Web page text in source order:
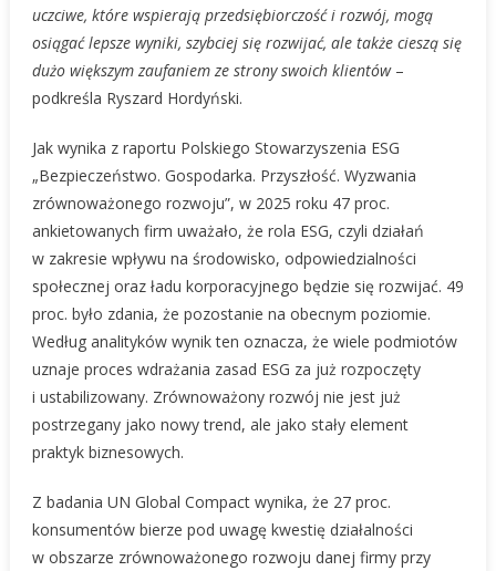
uczciwe, które wspierają przedsiębiorczość i rozwój, mogą
osiągać lepsze wyniki, szybciej się rozwijać, ale także cieszą się
dużo większym zaufaniem ze strony swoich klientów –
podkreśla Ryszard Hordyński.
Jak wynika z raportu Polskiego Stowarzyszenia ESG
„Bezpieczeństwo. Gospodarka. Przyszłość. Wyzwania
zrównoważonego rozwoju”, w 2025 roku 47 proc.
ankietowanych firm uważało, że rola ESG, czyli działań
w zakresie wpływu na środowisko, odpowiedzialności
społecznej oraz ładu korporacyjnego będzie się rozwijać. 49
proc. było zdania, że pozostanie na obecnym poziomie.
Według analityków wynik ten oznacza, że wiele podmiotów
uznaje proces wdrażania zasad ESG za już rozpoczęty
i ustabilizowany. Zrównoważony rozwój nie jest już
postrzegany jako nowy trend, ale jako stały element
praktyk biznesowych.
Z badania UN Global Compact wynika, że 27 proc.
konsumentów bierze pod uwagę kwestię działalności
w obszarze zrównoważonego rozwoju danej firmy przy